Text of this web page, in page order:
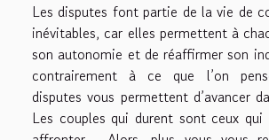
Les disputes font partie de la vie de
inévitables, car elles permettent à
son autonomie et de réaffirmer son
contrairement à ce que l’on
disputes vous permettent d’avancer
Les couples qui durent sont ceux